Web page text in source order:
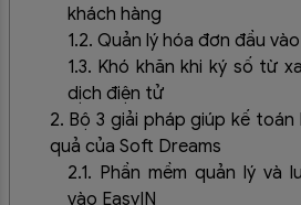
khách hàng
1.2. Quản lý hóa đơn đầu
1.3. Khó khăn khi ký số từ
dịch điện tử
2. Bộ 3 giải pháp giúp kế toán
quả của Soft Dreams
2.1. Phần mềm quản lý và
vào EasyIN